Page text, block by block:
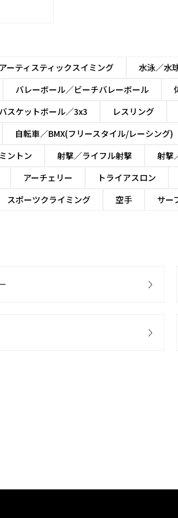
ーティスティックスイミング
水泳／水
バレーボール／ビーチバレーボール
バスケットボール／3x3
レスリング
自転車／BMX(フリースタイル/レーシング)
ントン 射撃／ライフル射撃
射撃
アーチェリー
トライアスロン
スポーツクライミング 空手
サー